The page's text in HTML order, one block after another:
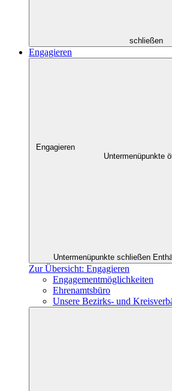
schließen
Engagieren
Engagieren
Untermenüpunkte
Untermenüpunkte schließen
Zur Übersicht: Engagieren
Engagementmöglichkeiten
Ehrenamtsbüro
Unsere Bezirks- und